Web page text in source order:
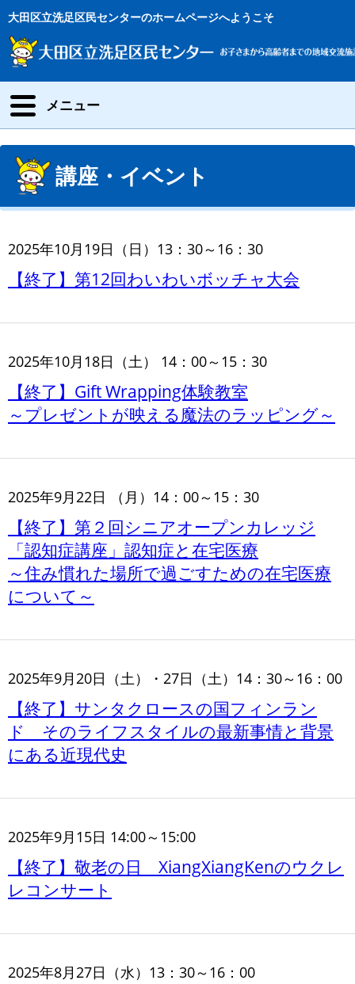
大田区立洗足区民センターのホームページへようこそ
メニュー
講座・イベント
2025年10月19日（日）13：30～16：30
【終了】第12回わいわいボッチャ大会
2025年10月18日（土） 14：00～15：30
【終了】Gift Wrapping体験教室
～プレゼントが映える魔法のラッピング～
2025年9月22日 （月）14：00～15：30
【終了】第２回シニアオープンカレッジ
「認知症講座」認知症と在宅医療
～住み慣れた場所で過ごすための在宅医療
について～
2025年9月20日（土）・27日（土）14：30～16：00
【終了】サンタクロースの国フィンラン
ド そのライフスタイルの最新事情と背景
にある近現代史
2025年9月15日 14:00～15:00
【終了】敬老の日 XiangXiangKenのウクレ
レコンサート
2025年8月27日（水）13：30～16：00